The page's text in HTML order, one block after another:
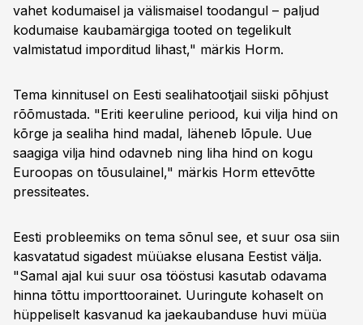
vahet kodumaisel ja välismaisel toodangul – paljud
kodumaise kaubamärgiga tooted on tegelikult
valmistatud imporditud lihast," märkis Horm.
Tema kinnitusel on Eesti sealihatootjail siiski põhjust
rõõmustada. "Eriti keeruline periood, kui vilja hind on
kõrge ja sealiha hind madal, läheneb lõpule. Uue
saagiga vilja hind odavneb ning liha hind on kogu
Euroopas on tõusulainel," märkis Horm ettevõtte
pressiteates.
Eesti probleemiks on tema sõnul see, et suur osa siin
kasvatatud sigadest müüakse elusana Eestist välja.
"Samal ajal kui suur osa tööstusi kasutab odavama
hinna tõttu importtoorainet. Uuringute kohaselt on
hüppeliselt kasvanud ka jaekaubanduse huvi müüa